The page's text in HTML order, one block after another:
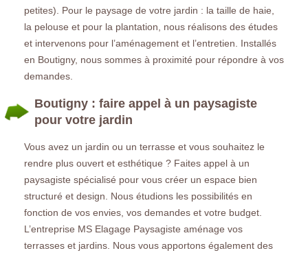
petites). Pour le paysage de votre jardin : la taille de haie,
la pelouse et pour la plantation, nous réalisons des études
et intervenons pour l’aménagement et l’entretien. Installés
en Boutigny, nous sommes à proximité pour répondre à vos
demandes.
Boutigny : faire appel à un paysagiste
pour votre jardin
Vous avez un jardin ou un terrasse et vous souhaitez le
rendre plus ouvert et esthétique ? Faites appel à un
paysagiste spécialisé pour vous créer un espace bien
structuré et design. Nous étudions les possibilités en
fonction de vos envies, vos demandes et votre budget.
L’entreprise MS Elagage Paysagiste aménage vos
terrasses et jardins. Nous vous apportons également des